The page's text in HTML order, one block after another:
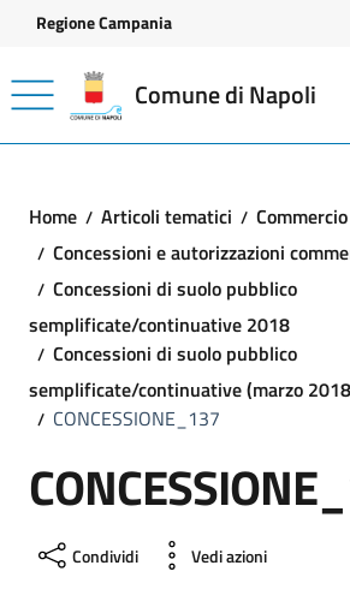
Vai ai contenuti
Vai al footer
Regione Campania
Comune di Napoli
Home Articoli tematici
Concessioni e autorizzazioni
Concessioni di suolo pubblico
semplificate/continuative 2018
Concessioni di suolo pubblico
semplificate/continuative (marzo
CONCESSIONE_137
Condividi Vedi azioni